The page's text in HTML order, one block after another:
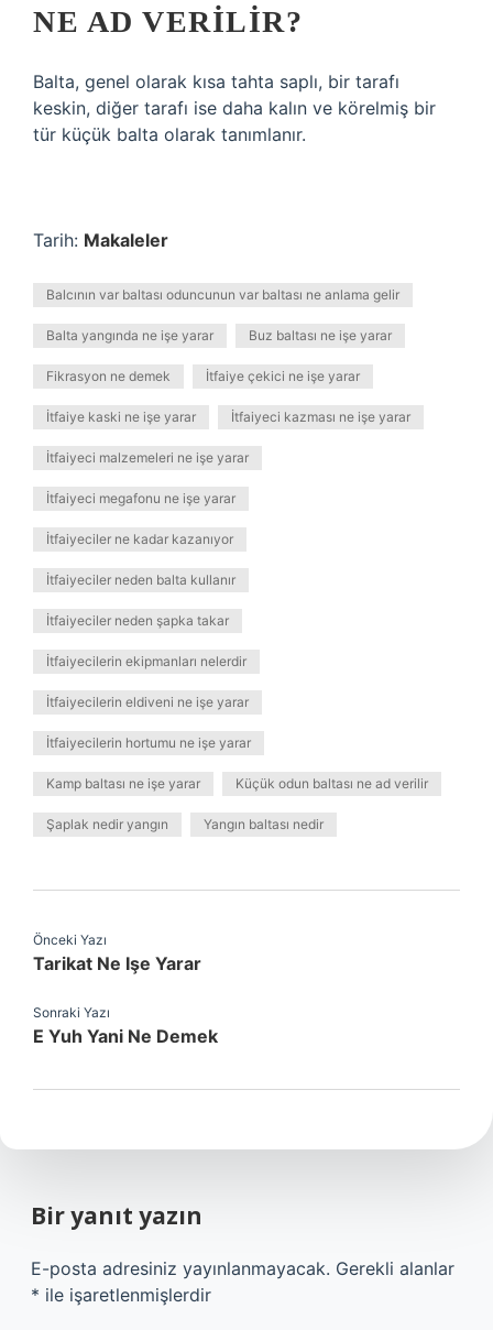
NE AD VERILIR?
Balta, genel olarak kısa tahta saplı, bir tarafı
keskin, diğer tarafı ise daha kalın ve körelmiş bir
tür küçük balta olarak tanımlanır.
Tarih: Makaleler
Balcının var baltası oduncunun var baltası ne anlama gelir
Balta yangında ne işe yarar Buz baltası ne işe yarar
Fikrasyon ne demek İtfaiye çekici ne işe yarar
İtfaiye kaski ne işe yarar İtfaiyeci kazması ne işe yarar
İtfaiyeci malzemeleri ne işe yarar
İtfaiyeci megafonu ne işe yarar
İtfaiyeciler ne kadar kazanıyor
İtfaiyeciler neden balta kullanır
İtfaiyeciler neden şapka takar
İtfaiyecilerin ekipmanları nelerdir
İtfaiyecilerin eldiveni ne işe yarar
İtfaiyecilerin hortumu ne işe yarar
Kamp baltası ne işe yarar Küçük odun baltası ne ad verilir
Şaplak nedir yangın Yangın baltası nedir
Önceki Yazı
Tarikat Ne Işe Yarar
Sonraki Yazı
E Yuh Yani Ne Demek
Bir yanıt yazın
E-posta adresiniz yayınlanmayacak. Gerekli alanlar
* ile işaretlenmişlerdir